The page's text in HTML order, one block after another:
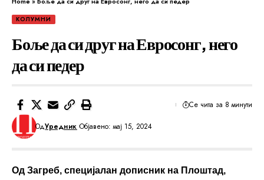
КОЛУМНИ
Боље да си друг на Евросонг, него
да си педер
ОдУредник Објавено: мај 15, 2024
Се чита за 8 минути
Од Загреб, специјалан дописник на Плоштад,